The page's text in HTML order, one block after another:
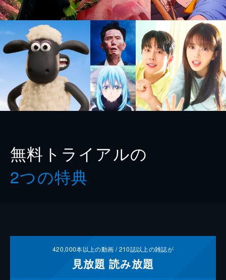
無料トライアルの
2つの特典
420,000本以上の動画 /210誌以上の雑誌が
見放題 読み放題